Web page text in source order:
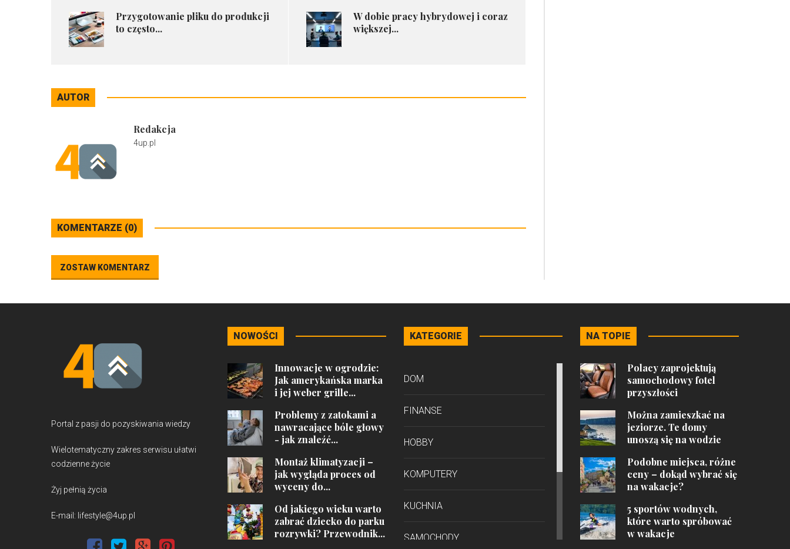
Przygotowanie pliku do produkcji
to często...
W dobie pracy hybrydowej i coraz
większej...
AUTOR
Redakcja
4up.pl
KOMENTARZE (0)
ZOSTAW KOMENTARZ
Portal z pasji do pozyskiwania wiedzy
Wielotematyczny zakres serwisu ułatwi
codzienne życie
Żyj pełnią życia
E-mail: lifestyle@4up.pl
NOWOŚCI
Innowacje w ogrodzie:
Jak amerykańska marka
i jej weber grille...
Problemy z zatokami a
nawracające bóle głowy
- jak znaleźć...
Montaż klimatyzacji –
jak wygląda proces od
wyceny do...
Od jakiego wieku warto
zabrać dziecko do parku
rozrywki? Przewodnik...
KATEGORIE
DOM
FINANSE
HOBBY
KOMPUTERY
KUCHNIA
SAMOCHODY
NA TOPIE
Polacy zaprojektują
samochodowy fotel
przyszłości
Można zamieszkać na
jeziorze. Te domy
unoszą się na wodzie
Podobne miejsca, różne
ceny – dokąd wybrać się
na wakacje?
5 sportów wodnych,
które warto spróbować
w wakacje